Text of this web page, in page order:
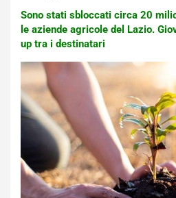
Sono stati sbloccati circa 20
le aziende agricole del Lazio.
up tra i destinatari